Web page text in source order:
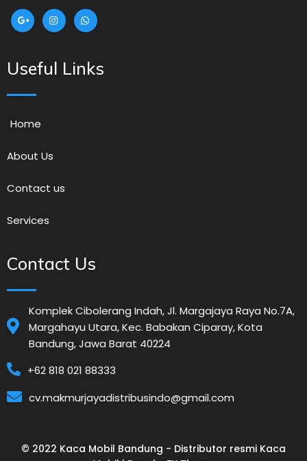
Useful Links
Home
About Us
Contact us
Services
Contact Us
Komplek Cibolerang Indah, Jl. Margajaya Raya No.7A,
Margahayu Utara, Kec. Babakan Ciparay, Kota
Bandung, Jawa Barat 40224
+62 818 021 88333
cv.makmurjayadistribusindo@gmail.com
© 2022 Kaca Mobil Bandung - Distributor resmi Kaca